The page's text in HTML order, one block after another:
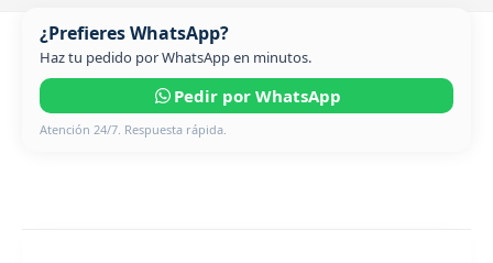
¿Prefieres WhatsApp?
Haz tu pedido por WhatsApp en minutos.
Pedir por WhatsApp
Atención 24/7. Respuesta rápida.